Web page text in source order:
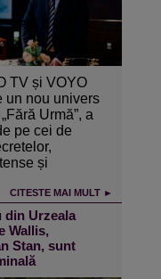
TV și VOYO
un nou univers
Urmă”, a
pe cei de
și
CITESTE MAI MULT ►
din Urzeala
Wallis,
Stan, sunt